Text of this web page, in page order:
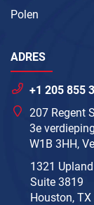
Polen
ADRES
+1 205 855
207 Regent
3e
W1B 3HH,
1321 Upland
Suite 3819
Houston,